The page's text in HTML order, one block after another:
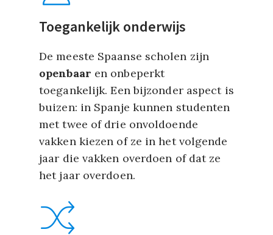
Toegankelijk onderwijs
De meeste Spaanse scholen zijn
openbaar en onbeperkt
toegankelijk. Een bijzonder aspect is
buizen: in Spanje kunnen studenten
met twee of drie onvoldoende
vakken kiezen of ze in het volgende
jaar die vakken overdoen of dat ze
het jaar overdoen.